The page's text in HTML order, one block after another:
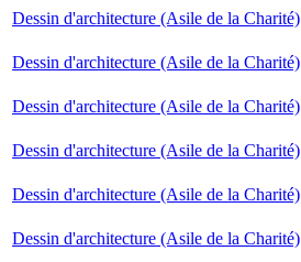
Dessin d'architecture (Asile de la Charité)
Dessin d'architecture (Asile de la Charité)
Dessin d'architecture (Asile de la Charité)
Dessin d'architecture (Asile de la Charité)
Dessin d'architecture (Asile de la Charité)
Dessin d'architecture (Asile de la Charité)